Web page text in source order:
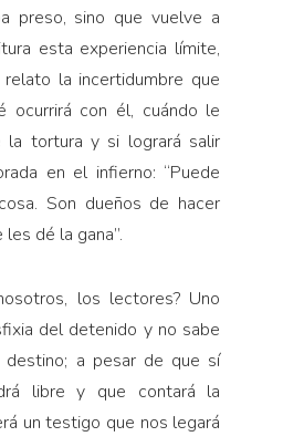
preso, sino que vuelve a
esta experiencia límite,
la incertidumbre que
ocurrirá con él, cuándo le
la tortura y si logrará salir
en el infierno: “Puede
Son dueños de hacer
dé la gana”.
los lectores? Uno
del detenido y no sabe
a pesar de que sí
libre y que contará la
un testigo que nos legará